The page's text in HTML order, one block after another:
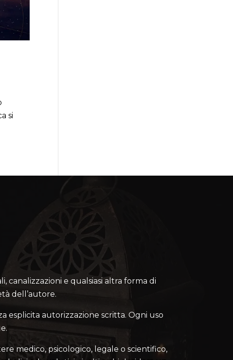
si
canalizzazioni e qualsiasi altra forma di
dell’autore.
esplicita autorizzazione scritta. Ogni uso
medico, psicologico, legale o scientifico,